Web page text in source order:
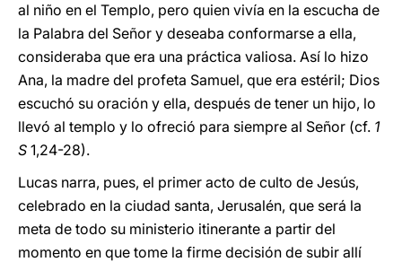
al niño en el Templo, pero quien vivía en la escucha de
la Palabra del Señor y deseaba conformarse a ella,
consideraba que era una práctica valiosa. Así lo hizo
Ana, la madre del profeta Samuel, que era estéril; Dios
escuchó su oración y ella, después de tener un hijo, lo
llevó al templo y lo ofreció para siempre al Señor (cf. 1
S 1,24-28).
Lucas narra, pues, el primer acto de culto de Jesús,
celebrado en la ciudad santa, Jerusalén, que será la
meta de todo su ministerio itinerante a partir del
momento en que tome la firme decisión de subir allí